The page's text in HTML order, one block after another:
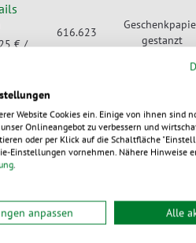
€/
616.623
gestanzt
616.630 Seidenpapier
Website Cookies ein. Einige von ihnen sind
Onlineangebot zu verbessern und
oder per Klick auf die Schaltfläche
Einstellungen vornehmen. Nähere Hinweise
.
anpassen Alle